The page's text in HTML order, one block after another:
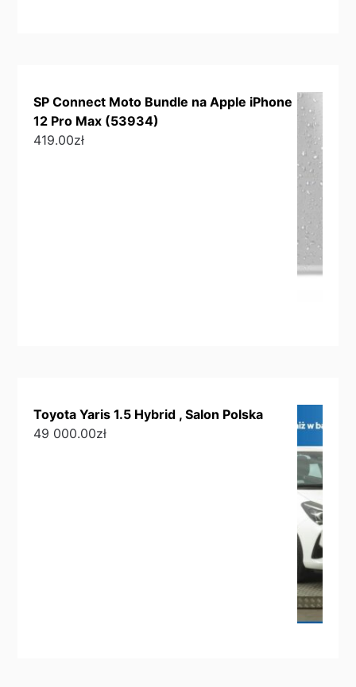
SP Connect Moto Bundle na Apple iPhone
12 Pro Max (53934)
419.00zł
Toyota Yaris 1.5 Hybrid , Salon Polska
49 000.00zł